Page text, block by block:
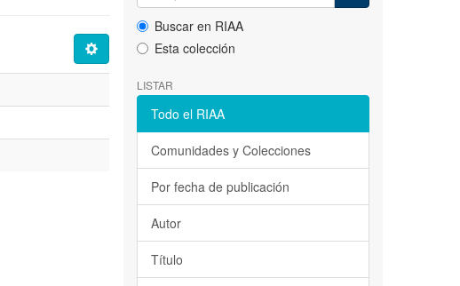
Buscar en RIAA
Esta colección
LISTAR
Todo el RIAA
Comunidades y Colecciones
Por fecha de publicación
Autor
Título